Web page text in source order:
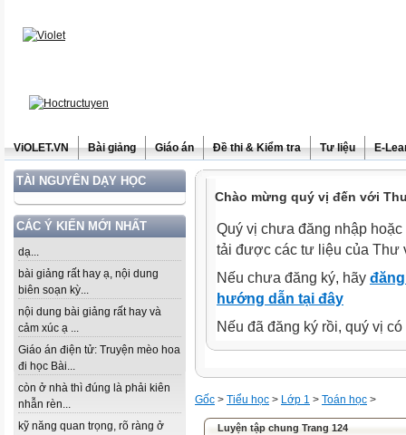
ViOLET.VN Bài giảng Giáo án Đề thi & Kiểm tra Tư liệu E-
TÀI NGUYÊN DẠY HỌC
CÁC Ý KIẾN MỚI NHẤT
dạ...
bài giảng rất hay ạ, nội dung
biên soạn kỳ...
nội dung bài giảng rất hay và
cảm xúc ạ ...
Giáo án điện tử: Truyện mèo hoa
đi học Bài...
còn ở nhà thì đúng là phải kiên
nhẫn rèn...
kỹ năng quan trọng, rõ ràng ở
Chào mừng quý vị đến với
Quý vị chưa đăng nhập
tải được các tư liệu của Thư
Nếu chưa đăng ký, hãy
hướng dẫn tại đây
Nếu đã đăng ký rồi, quý vị
Gốc > Tiểu học > Lớp 1 > Toán học >
Luyện tập chung Trang 124